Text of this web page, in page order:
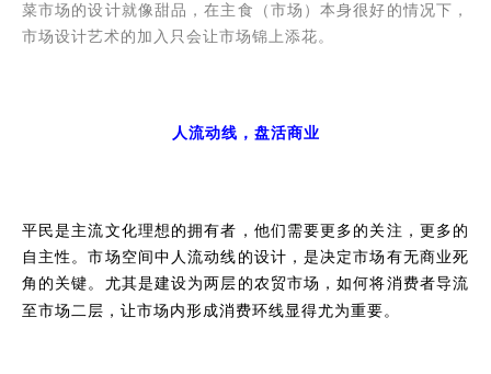
菜市场的设计就像甜品，在主食（市场）本身很好的情况下，
市场设计艺术的加入只会让市场锦上添花。
人流动线，盘活商业
平民是主流文化理想的拥有者，他们需要更多的关注，更多的
自主性。市场空间中人流动线的设计，是决定市场有无商业死
角的关键。 尤其是建设为两层的农贸市场，如何将消费者导流
至市场二层，让市场内形成消费环线显得尤为重要。